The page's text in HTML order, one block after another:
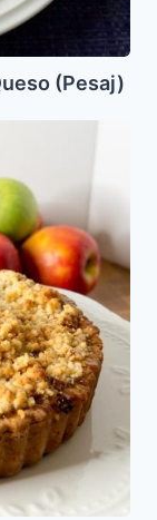
(Pesaj)